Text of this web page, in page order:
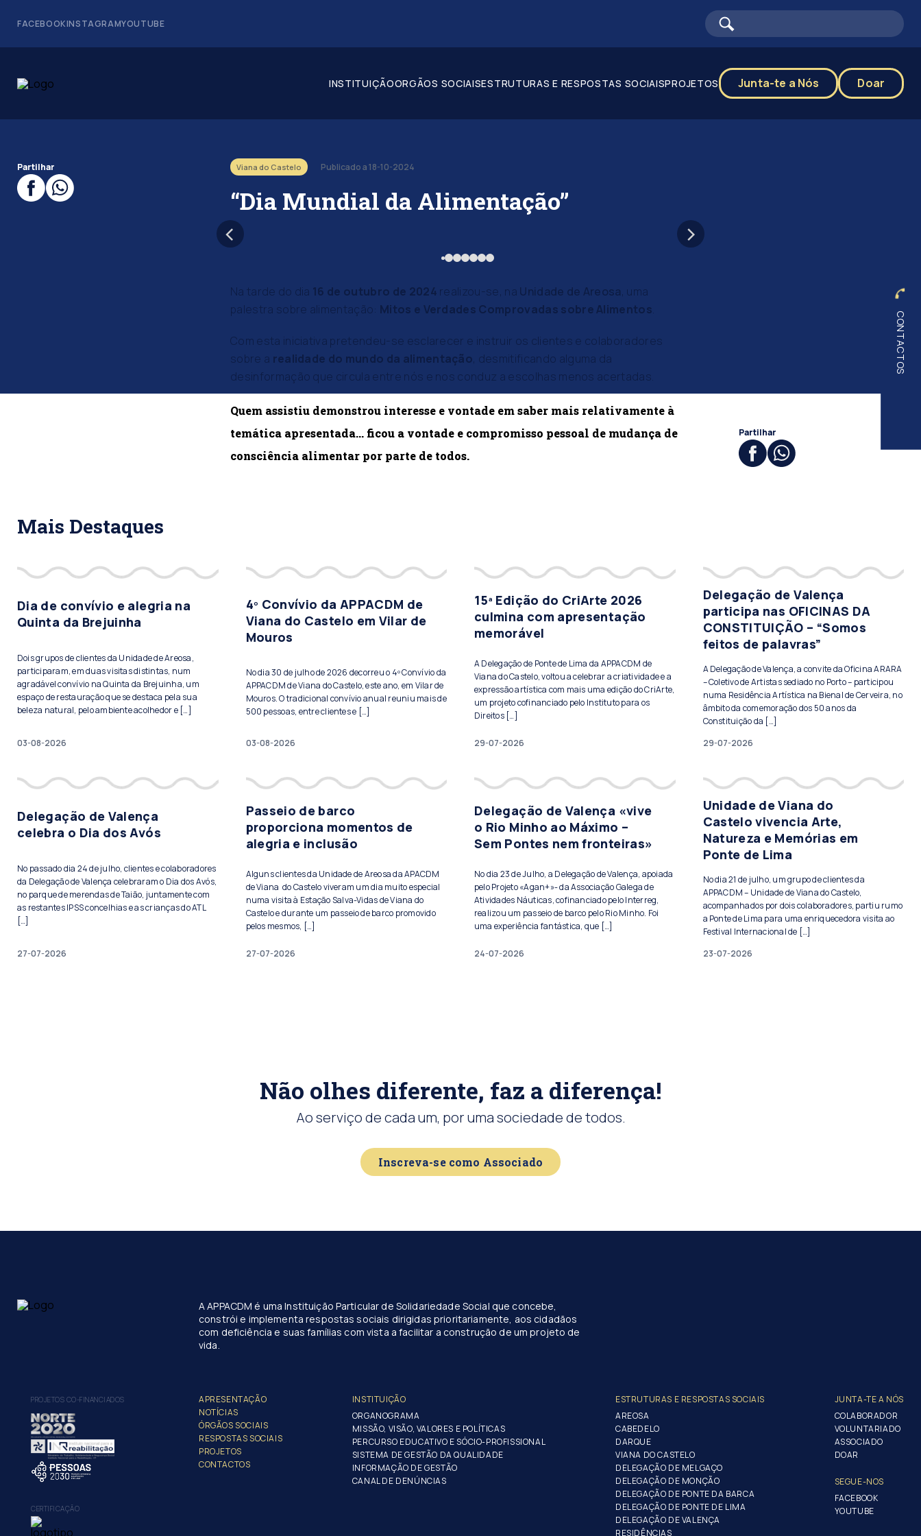
FACEBOOKINSTAGRAMYOUTUBE
CONTACTOS
INSTITUIÇÃOORGÃOS SOCIAISESTRUTURAS E RESPOSTAS SOCIAISPROJETOS Junta-te a Nós Doar
Partilhar Viana do Castelo Publicado a 18-10-2024
“Dia Mundial da Alimentação”
Na tarde do dia 16 de outubro de 2024 realizou-se, na Unidade de Areosa, uma
palestra sobre alimentação: Mitos e Verdades Comprovadas sobre Alimentos.
Com esta iniciativa pretendeu-se esclarecer e instruir os clientes e colaboradores
sobre a realidade do mundo da alimentação, desmitificando alguma da
desinformação que circula entre nós e nos conduz a escolhas menos acertadas.
Quem assistiu demonstrou interesse e vontade em saber mais relativamente à
temática apresentada… ficou a vontade e compromisso pessoal de mudança de
consciência alimentar por parte de todos.
Partilhar
Mais Destaques
Dia de convívio e alegria na
Quinta da Brejuinha
Dois grupos de clientes da Unidade de Areosa,
participaram, em duas visitas distintas, num
agradável convívio na Quinta da Brejuinha, um
espaço de restauração que se destaca pela sua
beleza natural, pelo ambiente acolhedor e […]
03-08-2026
4º Convívio da APPACDM de
Viana do Castelo em Vilar de
Mouros
No dia 30 de julho de 2026 decorreu o 4º Convívio da
APPACDM de Viana do Castelo, este ano, em Vilar de
Mouros. O tradicional convívio anual reuniu mais de
500 pessoas, entre clientes e […]
03-08-2026
15ª Edição do CriArte 2026
culmina com apresentação
memorável
A Delegação de Ponte de Lima da APPACDM de
Viana do Castelo, voltou a celebrar a criatividade e a
expressão artística com mais uma edição do CriArte,
um projeto cofinanciado pelo Instituto para os
Direitos […]
29-07-2026
Delegação de Valença
participa nas OFICINAS DA
CONSTITUIÇÃO – “Somos
feitos de palavras”
A Delegação de Valença, a convite da Oficina ARARA
– Coletivo de Artistas sediado no Porto – participou
numa Residência Artística na Bienal de Cerveira, no
âmbito da comemoração dos 50 anos da
Constituição da […]
29-07-2026
Delegação de Valença
celebra o Dia dos Avós
No passado dia 24 de julho, clientes e colaboradores
da Delegação de Valença celebraram o Dia dos Avós,
no parque de merendas de Taião, juntamente com
as restantes IPSS concelhias e as crianças do ATL
[…]
27-07-2026
Passeio de barco
proporciona momentos de
alegria e inclusão
Alguns clientes da Unidade de Areosa da APACDM
de Viana do Castelo viveram um dia muito especial
numa visita à Estação Salva-Vidas de Viana do
Castelo e durante um passeio de barco promovido
pelos mesmos, […]
27-07-2026
Delegação de Valença «vive
o Rio Minho ao Máximo –
Sem Pontes nem fronteiras»
No dia 23 de Julho, a Delegação de Valença, apoiada
pelo Projeto «Agan+»- da Associação Galega de
Atividades Náuticas, cofinanciado pelo Interreg,
realizou um passeio de barco pelo Rio Minho. Foi
uma experiência fantástica, que […]
24-07-2026
Unidade de Viana do
Castelo vivencia Arte,
Natureza e Memórias em
Ponte de Lima
No dia 21 de julho, um grupo de clientes da
APPACDM – Unidade de Viana do Castelo,
acompanhados por dois colaboradores, partiu rumo
a Ponte de Lima para uma enriquecedora visita ao
Festival Internacional de […]
23-07-2026
Não olhes diferente, faz a diferença!
Ao serviço de cada um, por uma sociedade de todos.
Inscreva-se como Associado
A APPACDM é uma Instituição Particular de Solidariedade Social que concebe,
constrói e implementa respostas sociais dirigidas prioritariamente, aos cidadãos
com deficiência e suas famílias com vista a facilitar a construção de um projeto de
vida.
PROJETOS CO-FINANCIADOS
CERTIFICAÇÃO
APRESENTAÇÃO
NOTÍCIAS
ÓRGÃOS SOCIAIS
RESPOSTAS SOCIAIS
PROJETOS
CONTACTOS
INSTITUIÇÃO
ORGANOGRAMA
MISSÃO, VISÃO, VALORES E POLÍTICAS
PERCURSO EDUCATIVO E SÓCIO-PROFISSIONAL
SISTEMA DE GESTÃO DA QUALIDADE
INFORMAÇÃO DE GESTÃO
CANAL DE DENÚNCIAS
ESTRUTURAS E RESPOSTAS SOCIAIS
AREOSA
CABEDELO
DARQUE
VIANA DO CASTELO
DELEGAÇÃO DE MELGAÇO
DELEGAÇÃO DE MONÇÃO
DELEGAÇÃO DE PONTE DA BARCA
DELEGAÇÃO DE PONTE DE LIMA
DELEGAÇÃO DE VALENÇA
RESIDÊNCIAS
JUNTA-TE A NÓS
COLABORADOR
VOLUNTARIADO
ASSOCIADO
DOAR
SEGUE-NOS
FACEBOOK
YOUTUBE